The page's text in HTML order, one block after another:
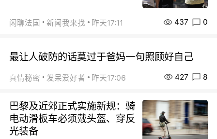
闲聊法国 新闻我来找 昨天17:11 437 0
最让人破防的话莫过于爸妈一句照顾好自己
真情秘密 发呆爱好者 昨天17:06 427 8
巴黎及近郊正式实施新规：骑
电动滑板车必须戴头盔、穿反
光装备